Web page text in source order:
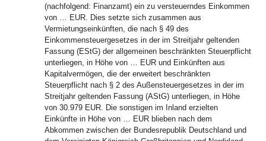
(nachfolgend: Finanzamt) ein zu versteuerndes Einkommen
von … EUR. Dies setzte sich zusammen aus
Vermietungseinkünften, die nach § 49 des
Einkommensteuergesetzes in der im Streitjahr geltenden
Fassung (EStG) der allgemeinen beschränkten Steuerpflicht
unterliegen, in Höhe von … EUR und Einkünften aus
Kapitalvermögen, die der erweitert beschränkten
Steuerpflicht nach § 2 des Außensteuergesetzes in der im
Streitjahr geltenden Fassung (AStG) unterliegen, in Höhe
von 30.979 EUR. Die sonstigen im Inland erzielten
Einkünfte in Höhe von … EUR blieben nach dem
Abkommen zwischen der Bundesrepublik Deutschland und